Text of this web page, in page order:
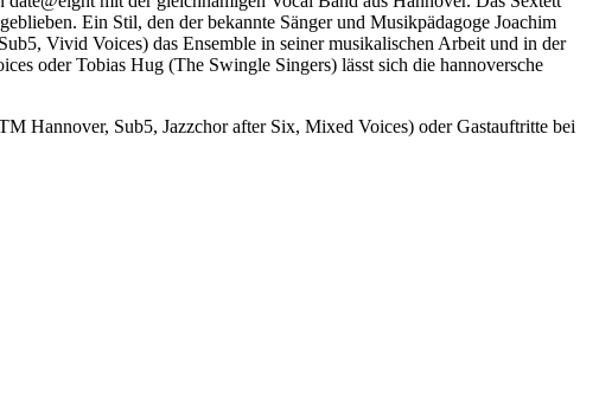
Ein Stil, den der bekannte Sänger und Musikpädagoge Joachim
Vivid Voices) das Ensemble in seiner musikalischen Arbeit und in der
oder Tobias Hug (The Swingle Singers) lässt sich die hannoversche
Hannover, Sub5, Jazzchor after Six, Mixed Voices) oder Gastauftritte bei